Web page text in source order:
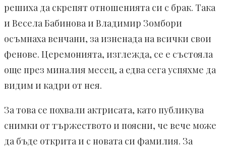
решиха да скрепят отношенията си с брак. Така
и Весела Бабинова и Владимир Зомбори
осъмнаха венчани, за изненада на всички свои
фенове. Церемонията, изглежда, се е състояла
още през миналия месец, а едва сега успяхме да
видим и кадри от нея.
За това се похвали актрисата, като публикува
снимки от тържеството и поясни, че вече може
да бъде открита и с новата си фамилия. За